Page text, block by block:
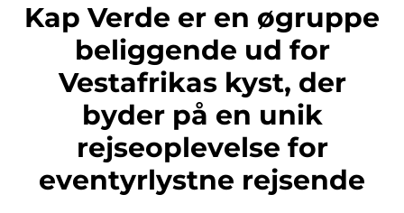
Kap Verde er en øgruppe
beliggende ud for
Vestafrikas kyst, der
byder på en unik
rejseoplevelse for
eventyrlystne rejsende